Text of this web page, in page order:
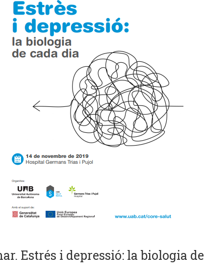
Estrés i depressió: la biologia